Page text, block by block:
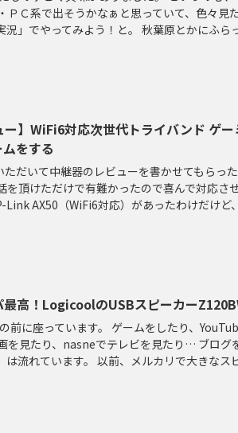
ＰＣ系で出そうかなぁと思っていて、色々見
」でやってみよう！と。 秋葉原とかにふら
ー】WiFi6対応次世代トライバンド ゲー
をする
だいて中継器のレビューを書かせてもらった
を頂けただけで有難かったので喜んで対応さ
AX50（WiFi6対応）があったわけだけど
高！LogicoolのUSBスピーカー
前に座っています。 ゲームをしたり、
を見たり、nasneでテレビを見たり… ブログ
は流れています。 以前、メルカリで大きなス